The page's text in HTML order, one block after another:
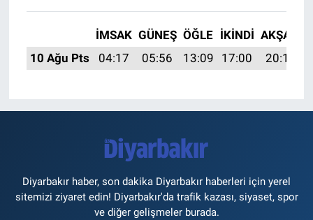
İMSAK GÜNEŞ ÖĞLE İKINDI AKŞAM
10 Ağu Pts
04:17 05:56 13:09 17:00 20:11
Diyarbakır haber, son dakika Diyarbakır haberleri için yerel
sitemizi ziyaret edin! Diyarbakır'da trafik kazası, siyaset, spor
ve diğer gelişmeler burada.